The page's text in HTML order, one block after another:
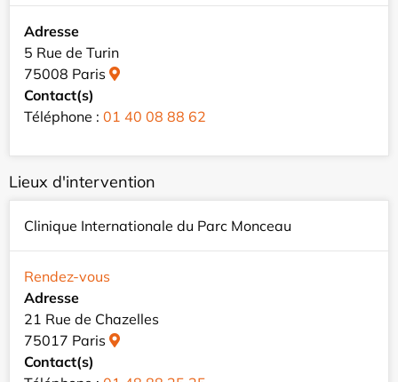
Adresse
5 Rue de Turin
75008 Paris
Contact(s)
Téléphone : 01 40 08 88 62
Lieux d'intervention
Clinique Internationale du Parc Monceau
Rendez-vous
Adresse
21 Rue de Chazelles
75017 Paris
Contact(s)